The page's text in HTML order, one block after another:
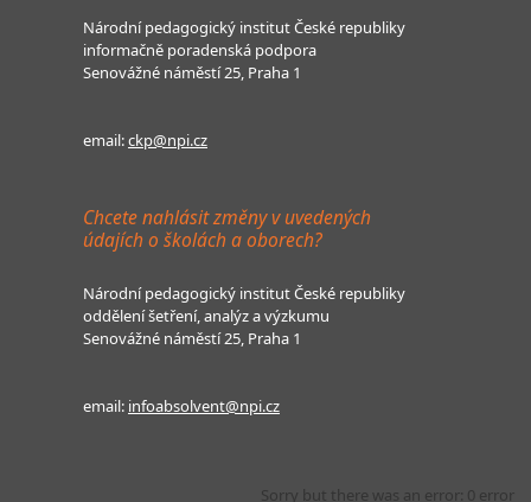
Sorry but there was an error: 0 error
Národní pedagogický institut České republiky
informačně poradenská podpora
Senovážné náměstí 25, Praha 1
email:ckp@npi.cz
Chcete nahlásit změny v uvedených
údajích o školách a oborech?
Národní pedagogický institut České republiky
oddělení šetření, analýz a výzkumu
Senovážné náměstí 25, Praha 1
email: infoabsolvent@npi.cz